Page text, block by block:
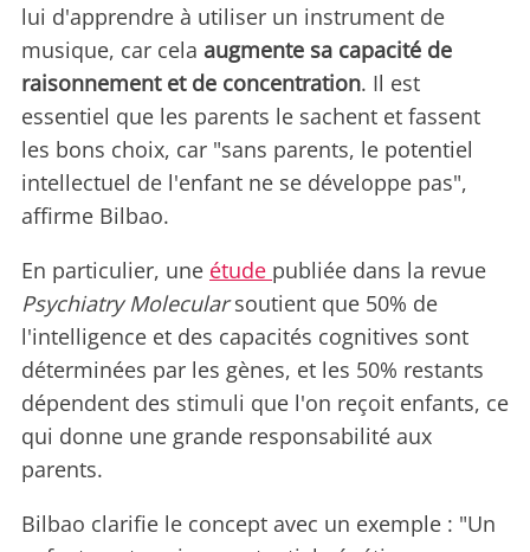
lui d'apprendre à utiliser un instrument de
musique, car cela augmente sa capacité de
raisonnement et de concentration. Il est
essentiel que les parents le sachent et fassent
les bons choix, car "sans parents, le potentiel
intellectuel de l'enfant ne se développe pas",
affirme Bilbao.
En particulier, une étude publiée dans la revue
Psychiatry Molecularsoutient que 50% de
l'intelligence et des capacités cognitives sont
déterminées par les gènes, et les 50% restants
dépendent des stimuli que l'on reçoit enfants, ce
qui donne une grande responsabilité aux
parents.
Bilbao clarifie le concept avec un exemple : "Un